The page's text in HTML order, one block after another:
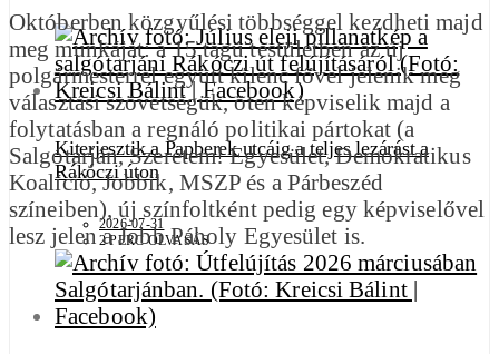
Kiterjesztik a Papberek utcáig a teljes lezárást a
Rákóczi úton
2026-07-31
2 PERC OLVASÁS
Októberben közgyűlési többséggel kezdheti majd
meg munkáját: a 15 tagú testületben az új
polgármesterrel együtt kilenc fővel jelenik meg
választási szövetségük, öten képviselik majd a
folytatásban a regnáló politikai pártokat (a
Salgótarján, Szeretem! Egyesület, Demokratikus
Koalíció, Jobbik, MSZP és a Párbeszéd
színeiben), új színfoltként pedig egy képviselővel
lesz jelen a Jobb Páholy Egyesület is.